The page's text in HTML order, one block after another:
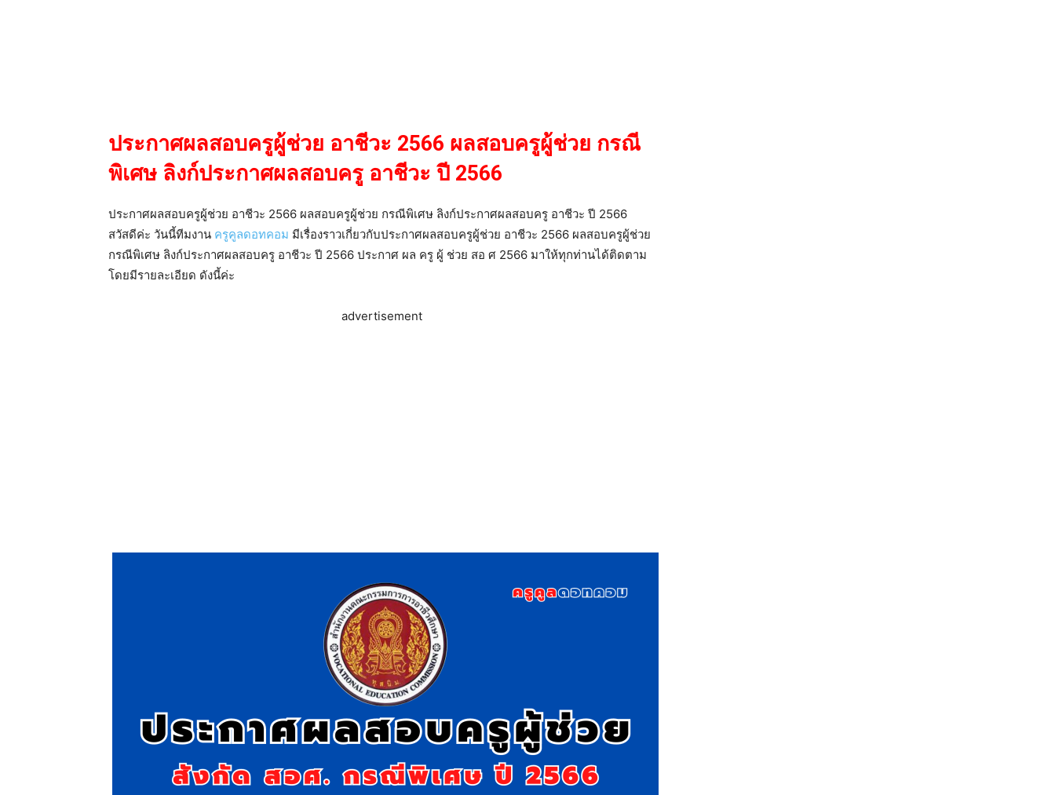
ประกาศผลสอบครูผู้ช่วย อาชีวะ 2566 ผลสอบครูผู้ช่วย กรณี
พิเศษ ลิงก์ประกาศผลสอบครู อาชีวะ ปี 2566
ประกาศผลสอบครูผู้ช่วย อาชีวะ 2566 ผลสอบครูผู้ช่วย กรณีพิเศษ ลิงก์ประกาศผลสอบครู อาชีวะ ปี 2566
สวัสดีค่ะ วันนี้ทีมงาน ครูคูลดอทคอม มีเรื่องราวเกี่ยวกับประกาศผลสอบครูผู้ช่วย อาชีวะ 2566 ผลสอบครูผู้ช่วย
กรณีพิเศษ ลิงก์ประกาศผลสอบครู อาชีวะ ปี 2566 ประกาศ ผล ครู ผู้ ช่วย สอ ศ 2566 มาให้ทุกท่านได้ติดตาม
โดยมีรายละเอียด ดังนี้ค่ะ
advertisement